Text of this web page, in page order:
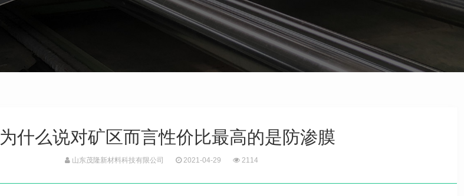
为什么说对矿区而言​​性价比最高的是防渗膜
山东茂隆新材料科技有限公司 2021-04-29 2114